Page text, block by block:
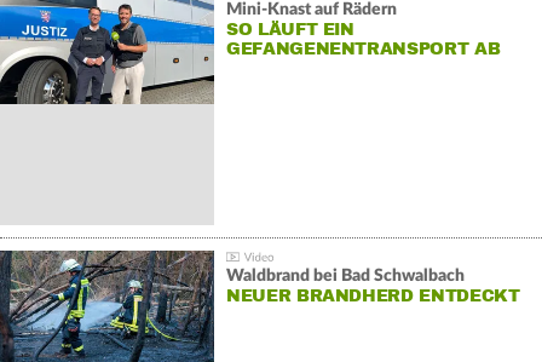
Mini-Knast auf Rädern
SO LÄUFT EIN
GEFANGENENTRANSPORT AB
Waldbrand bei Bad Schwalbach
NEUER BRANDHERD ENTDECKT